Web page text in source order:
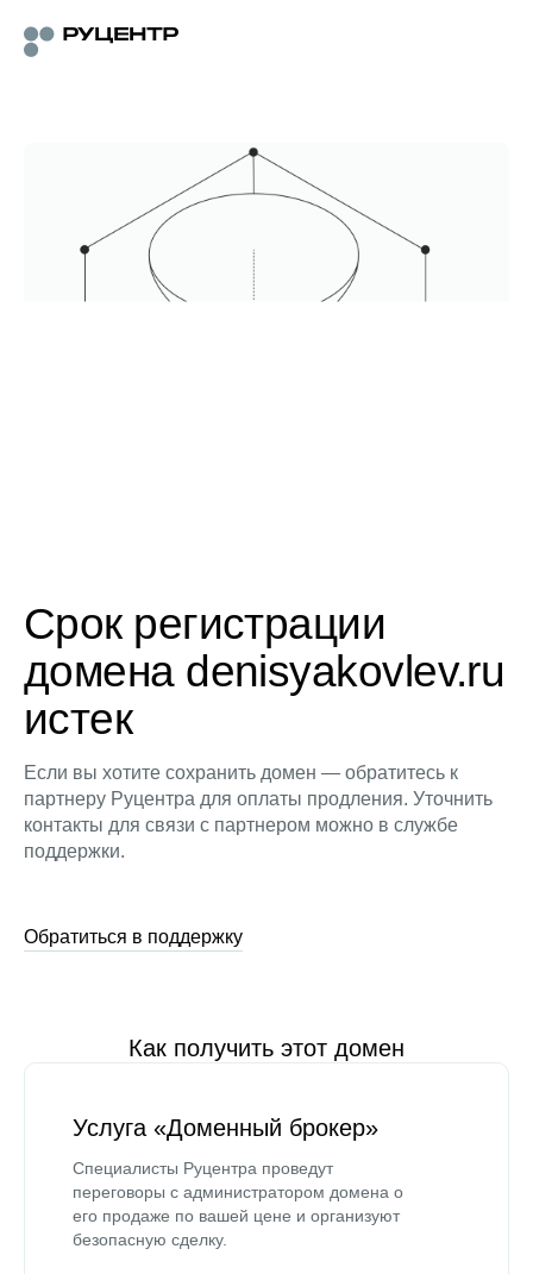
Срок регистрации
домена denisyakovlev.ru
истек
Если вы хотите сохранить домен — обратитесь к
партнеру Руцентра для оплаты продления. Уточнить
контакты для связи с партнером можно в службе
поддержки.
Обратиться в поддержку
Как получить этот домен
Услуга «Доменный брокер»
Специалисты Руцентра проведут
переговоры с администратором домена о
его продаже по вашей цене и организуют
безопасную сделку.